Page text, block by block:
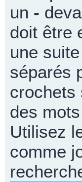
un -
doit être
une
séparés
crochets
des
Utilisez
comme